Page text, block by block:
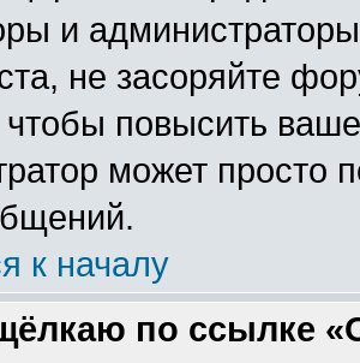
и
не засоряйте
чтобы повысить
может просто
к началу
по ссылке